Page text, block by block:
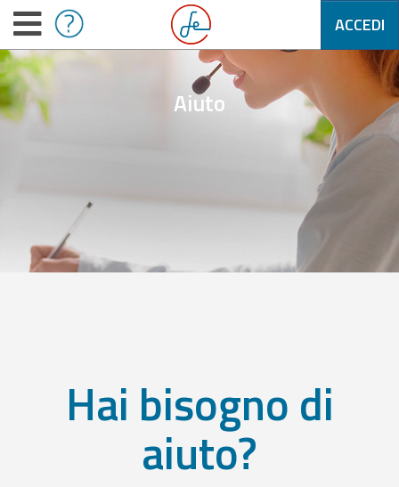
ACCEDI
Aiuto
Hai bisogno di
aiuto?